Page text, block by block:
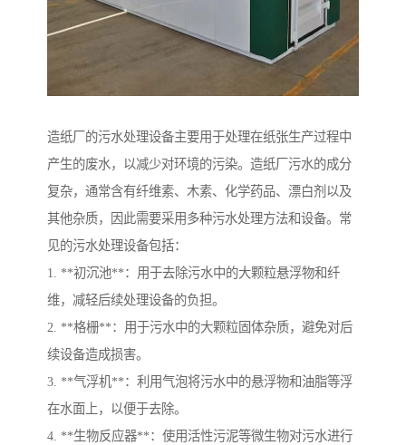
造纸厂的污水处理设备主要用于处理在纸张生产过程中
产生的废水，以减少对环境的污染。造纸厂污水的成分
复杂，通常含有纤维素、木素、化学药品、漂白剂以及
其他杂质，因此需要采用多种污水处理方法和设备。常
见的污水处理设备包括：
1. **初沉池**：用于去除污水中的大颗粒悬浮物和纤
维，减轻后续处理设备的负担。
2. **格栅**：用于污水中的大颗粒固体杂质，避免对后
续设备造成损害。
3. **气浮机**：利用气泡将污水中的悬浮物和油脂等浮
在水面上，以便于去除。
4. **生物反应器**：使用活性污泥等微生物对污水进行